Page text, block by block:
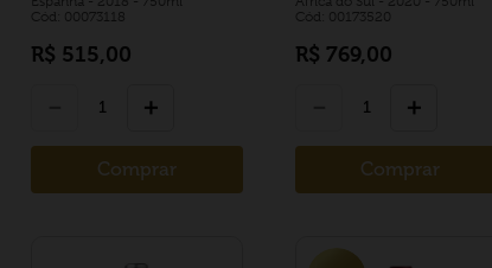
Cód: 00073118
R$ 515,00
＋
Comprar
Cód: 00173520
R$ 769,00
＋
Comprar